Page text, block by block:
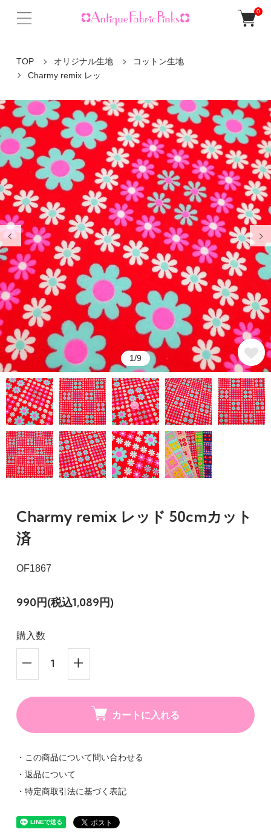
0
TOP オリジナル生地
コットン生地
Charmy remix レッ
1/9
Charmy remix レッド 50cmカット
済
OF1867
990円(税込1,089円)
購入数
カートに入れる
・この商品について問い合わせる
・返品について
・特定商取引法に基づく表記